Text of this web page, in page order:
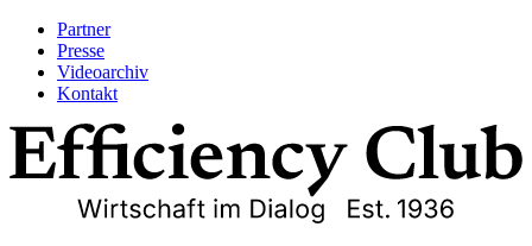
Partner
Presse
Videoarchiv
Kontakt